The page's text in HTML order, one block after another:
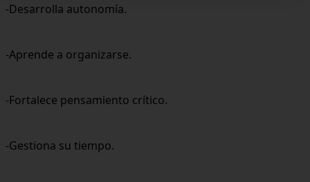
-Desarrolla autonomía.
-Aprende a organizarse.
-Fortalece pensamiento crítico.
-Gestiona su tiempo.